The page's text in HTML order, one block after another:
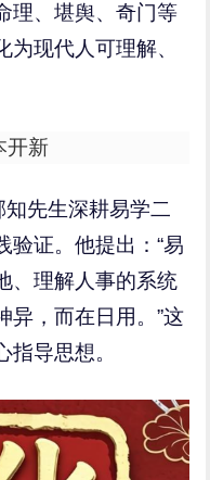
、堪舆、奇门等
现代人可理解、
开新
先生深耕易学二
验证。他提出：“易
、理解人事的系统
异，而在日用。”这
导思想。